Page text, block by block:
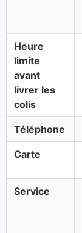
Heure
limite
avant
livrer les
colis
Téléphone
Carte
Service